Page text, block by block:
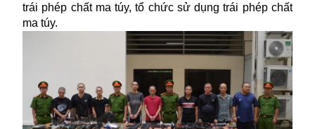
trái phép chất ma túy, tổ chức sử dụng trái phép chất
ma túy.